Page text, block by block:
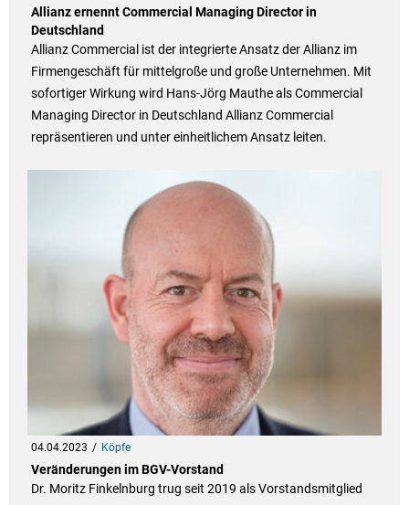
Allianz ernennt Commercial Managing Director in
Deutschland
Allianz Commercial ist der integrierte Ansatz der Allianz im
Firmengeschäft für mittelgroße und große Unternehmen. Mit
sofortiger Wirkung wird Hans-Jörg Mauthe als Commercial
Managing Director in Deutschland Allianz Commercial
repräsentieren und unter einheitlichem Ansatz leiten.
04.04.2023 Köpfe
Veränderungen im BGV-Vorstand
Dr. Moritz Finkelnburg trug seit 2019 als Vorstandsmitglied